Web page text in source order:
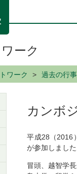
ーク
ワーク 過去の行
カンボ
平成28（2016
が参加しまし
冒頭、越智学